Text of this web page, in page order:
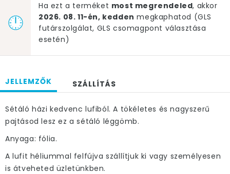
Ha ezt a terméket most megrendeled, akkor
2026. 08. 11-én, kedden megkaphatod (GLS
futárszolgálat, GLS csomagpont választása
esetén)
JELLEMZŐK SZÁLLÍTÁS
Sétáló házi kedvenc lufiból. A tökéletes és nagyszerű
pajtásod lesz ez a sétáló léggömb.
Anyaga: fólia.
A lufit héliummal felfújva szállítjuk ki vagy személyesen
is átveheted üzletünkben.